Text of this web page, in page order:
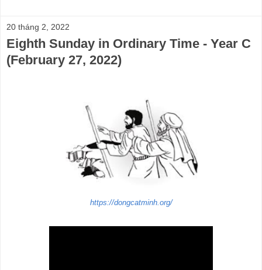
20 tháng 2, 2022
Eighth Sunday in Ordinary Time - Year C
(February 27, 2022)
https://dongcatminh.org/